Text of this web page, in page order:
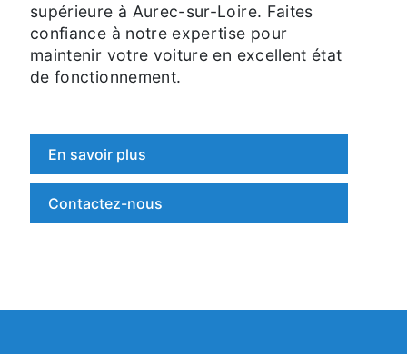
supérieure à Aurec-sur-Loire. Faites
confiance à notre expertise pour
maintenir votre voiture en excellent état
de fonctionnement.
En savoir plus
Contactez-nous